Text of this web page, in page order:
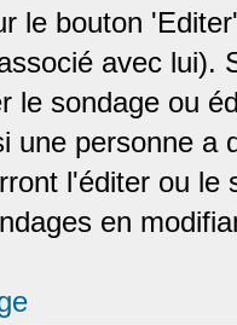
le bouton
avec lui).
le sondage ou
une personne a
l'éditer ou le
en